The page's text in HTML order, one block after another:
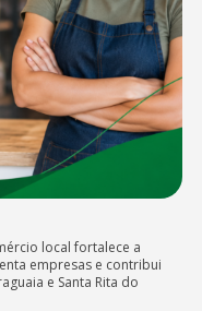
local fortalece a
empresas e contribui
e Santa Rita do